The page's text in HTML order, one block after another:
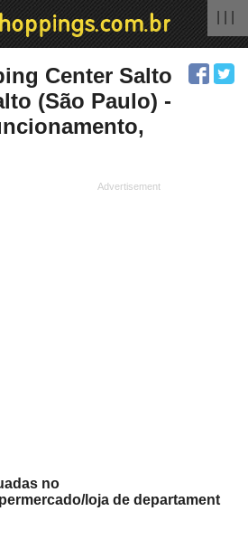
Center Salto
(São Paulo) -
no
loja de departament